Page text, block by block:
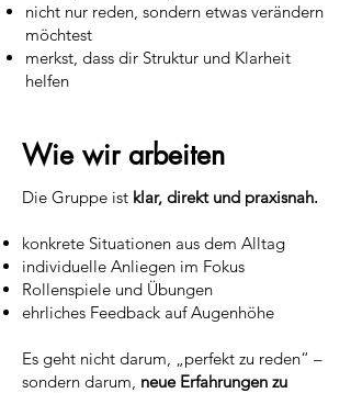
nicht nur reden, sondern etwas verändern
möchtest
merkst, dass dir Struktur und Klarheit
helfen
Wie wir arbeiten
Die Gruppe ist klar, direkt und praxisnah.
konkrete Situationen aus dem Alltag
individuelle Anliegen im Fokus
Rollenspiele und Übungen
ehrliches Feedback auf Augenhöhe
Es geht nicht darum, „perfekt zu reden“ –
sondern darum, neue Erfahrungen zu